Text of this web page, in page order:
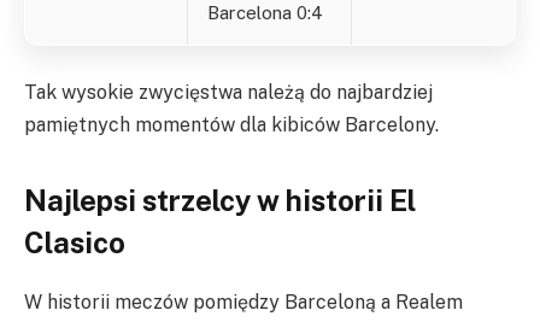
Barcelona 0:4
Tak wysokie zwycięstwa należą do najbardziej
pamiętnych momentów dla kibiców Barcelony.
Najlepsi strzelcy w historii El
Clasico
W historii meczów pomiędzy Barceloną a Realem